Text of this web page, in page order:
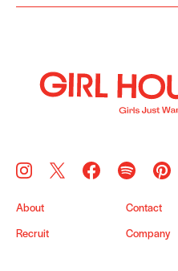
About Contact
Recruit Company